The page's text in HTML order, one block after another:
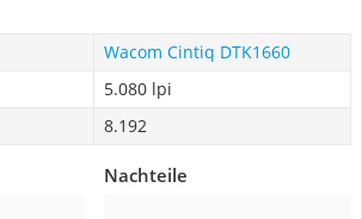
Wacom Cintiq DTK1660
5.080 lpi
8.192
Nachteile